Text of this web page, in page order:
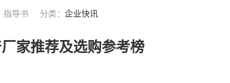
指导书 分类： 企业快讯
家推荐及选购参考榜